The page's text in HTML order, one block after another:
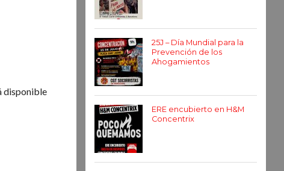
disponible
25J – Día Mundial para la
Prevención de los
Ahogamientos
ERE encubierto en H&M
Concentrix